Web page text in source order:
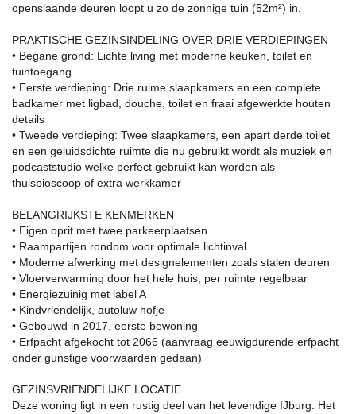
openslaande deuren loopt u zo de zonnige tuin (52m²) in.
PRAKTISCHE GEZINSINDELING OVER DRIE VERDIEPINGEN
• Begane grond: Lichte living met moderne keuken, toilet en
tuintoegang
• Eerste verdieping: Drie ruime slaapkamers en een complete
badkamer met ligbad, douche, toilet en fraai afgewerkte houten
details
• Tweede verdieping: Twee slaapkamers, een apart derde toilet
en een geluidsdichte ruimte die nu gebruikt wordt als muziek en
podcaststudio welke perfect gebruikt kan worden als
thuisbioscoop of extra werkkamer
BELANGRIJKSTE KENMERKEN
• Eigen oprit met twee parkeerplaatsen
• Raampartijen rondom voor optimale lichtinval
• Moderne afwerking met designelementen zoals stalen deuren
• Vloerverwarming door het hele huis, per ruimte regelbaar
• Energiezuinig met label A
• Kindvriendelijk, autoluw hofje
• Gebouwd in 2017, eerste bewoning
• Erfpacht afgekocht tot 2066 (aanvraag eeuwigdurende erfpacht
onder gunstige voorwaarden gedaan)
GEZINSVRIENDELIJKE LOCATIE
Deze woning ligt in een rustig deel van het levendige IJburg. Het